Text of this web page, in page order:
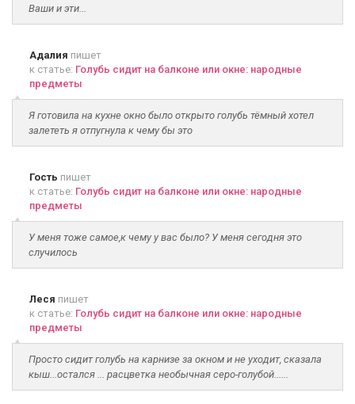
Ваши и эти...
Адалия пишет
к статье: Голубь сидит на балконе или окне: народные
предметы
Я готовила на кухне окно было открыто голубь тёмный хотел
залететь я отпугнула к чему бы это
Гость пишет
к статье: Голубь сидит на балконе или окне: народные
предметы
У меня тоже самое,к чему у вас было? У меня сегодня это
случилось
Леся пишет
к статье: Голубь сидит на балконе или окне: народные
предметы
Просто сидит голубь на карнизе за окном и не уходит, сказала
кыш...остался ... расцветка необычная серо-голубой......